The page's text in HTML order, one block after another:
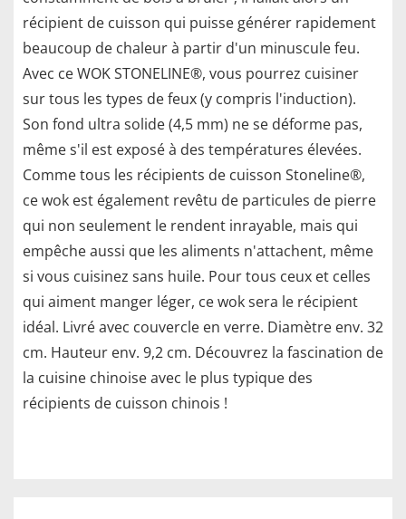
récipient de cuisson qui puisse générer rapidement
beaucoup de chaleur à partir d'un minuscule feu.
Avec ce WOK STONELINE®, vous pourrez cuisiner
sur tous les types de feux (y compris l'induction).
Son fond ultra solide (4,5 mm) ne se déforme pas,
même s'il est exposé à des températures élevées.
Comme tous les récipients de cuisson Stoneline®,
ce wok est également revêtu de particules de pierre
qui non seulement le rendent inrayable, mais qui
empêche aussi que les aliments n'attachent, même
si vous cuisinez sans huile. Pour tous ceux et celles
qui aiment manger léger, ce wok sera le récipient
idéal. Livré avec couvercle en verre. Diamètre env. 32
cm. Hauteur env. 9,2 cm. Découvrez la fascination de
la cuisine chinoise avec le plus typique des
récipients de cuisson chinois !